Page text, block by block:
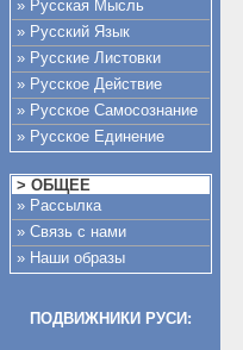
» Русская Мысль
» Русский Язык
» Русские Листовки
» Русское Действие
» Русское Самосознание
» Русское Единение
> ОБЩЕЕ
» Рассылка
» Связь с нами
» Наши образы
ПОДВИЖНИКИ РУСИ: